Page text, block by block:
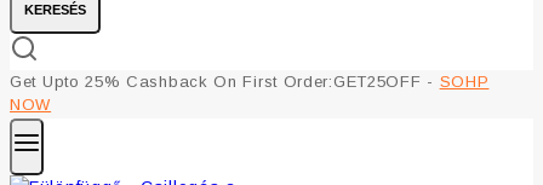
KERESÉS
Get Upto 25% Cashback On First Order:GET25OFF - SOHP
NOW